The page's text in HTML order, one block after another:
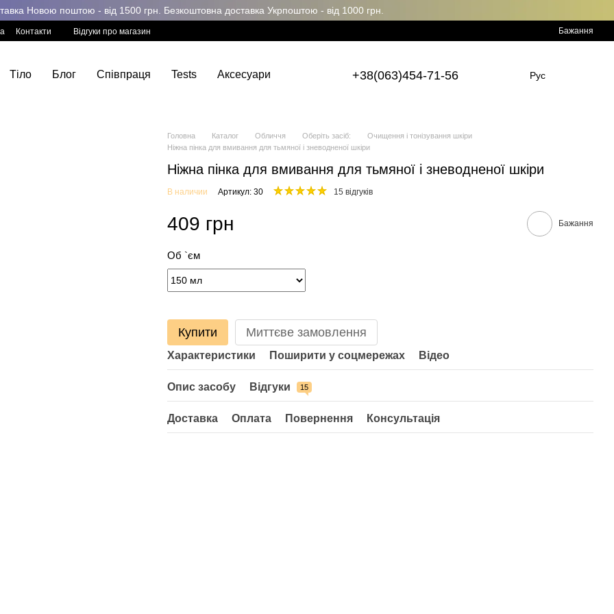
Новою поштою - від 1500 грн. Безкоштовна доставка Укрпоштою - від 1000 грн.
Контакти Відгуки про магазин Бажання
Тіло Блог Співпраця Tests Аксесуари +38(063)454-71-56 Рус
Головна Каталог Обличчя Оберіть засіб:
Очищення і тонізування шкіри
Ніжна пінка для вмивання для тьмяної і зневодненої шкіри
Ніжна пінка для вмивання для тьмяної і зневодненої шкіри
В наличии Артикул: 30 15 відгуків
409 грн Бажання
Об `єм
Купити Миттєве замовлення
Характеристики Поширити у соцмережах Відео
Опис засобу Відгуки 15
Доставка Оплата Повернення Консультація